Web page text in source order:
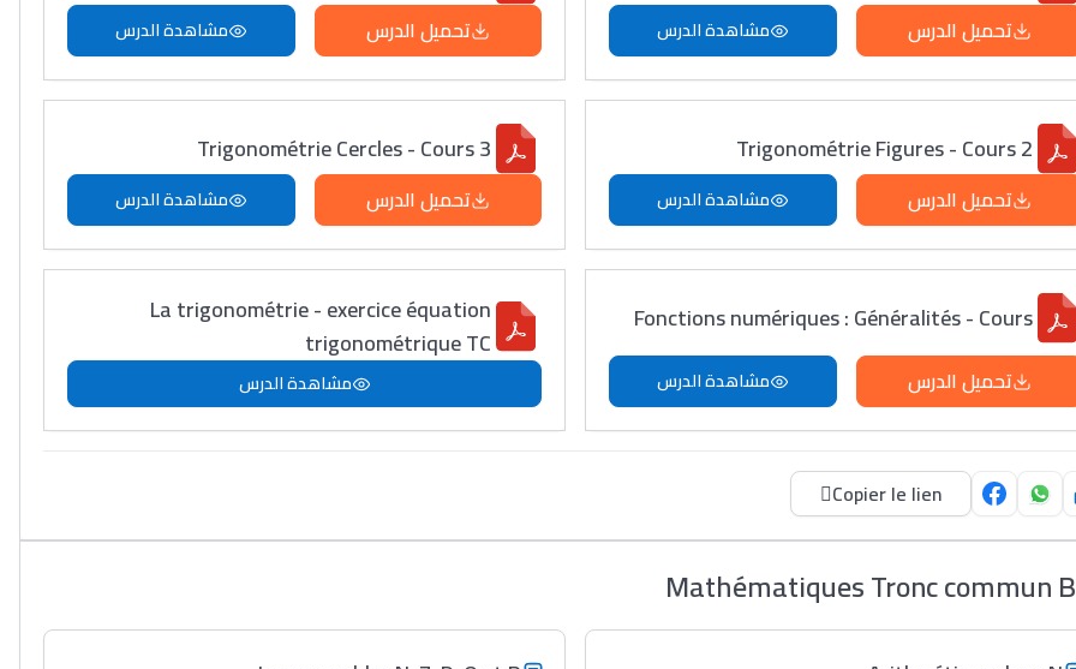
تحميل الدرس مشاهدة الدرس تحميل الدرس مشاهدة الدرس
Trigonométrie Figures - Cours 2
تحميل الدرس مشاهدة الدرس
Trigonométrie Cercles - Cours 3
تحميل الدرس مشاهدة الدرس
Fonctions numériques : Généralités - Cours
تحميل الدرس مشاهدة الدرس
La trigonométrie - exercice équation
trigonométrique TC
مشاهدة الدرس
Copier le lien
Mathématiques Tronc commun